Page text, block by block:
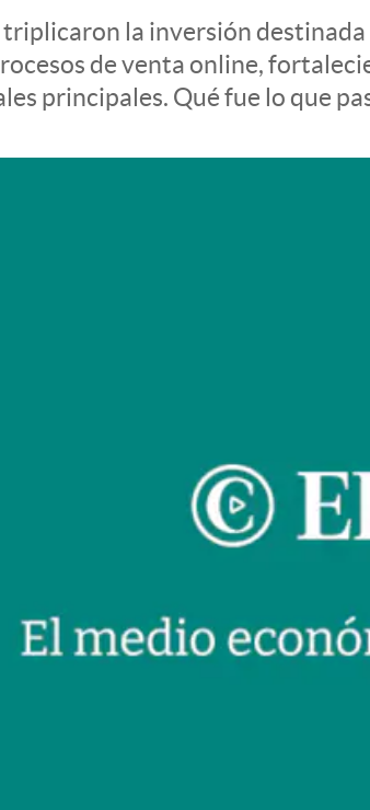
la inversión
de venta online,
principales. Qué fue lo que